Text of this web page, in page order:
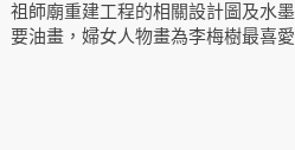
祖師廟重建工程的相關設計圖及水
要油畫，婦女人物畫為李梅樹最喜
色。紀念館結合三峽祖師廟為鄉土
中畫作文物，可見祖師廟的重建工